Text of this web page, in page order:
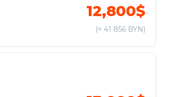
12,800$
(≈ 41 856 BYN)